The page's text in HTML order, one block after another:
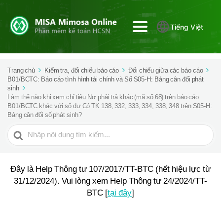
Tiếng Việt
Trang chủ Kiểm tra, đối chiếu báo cáo
Đối chiếu giữa các báo cáo
B01/BCTC: Báo cáo tình hình tài chính và Sổ S05-H: Bảng cân đối phát
sinh
Làm thế nào khi xem chỉ tiêu Nợ phải trả khác (mã số 68) trên báo cáo
B01/BCTC khác với số dư Có TK 138, 332, 333, 334, 338, 348 trên S05-H:
Bảng cân đối số phát sinh?
Tìm
kiếm
Đây là Help Thông tư 107/2017/TT-BTC (hết hiệu lực từ
31/12/2024). Vui lòng xem Help Thông tư 24/2024/TT-
BTC [tại đây]